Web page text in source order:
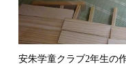
安朱学童クラブ2年生の